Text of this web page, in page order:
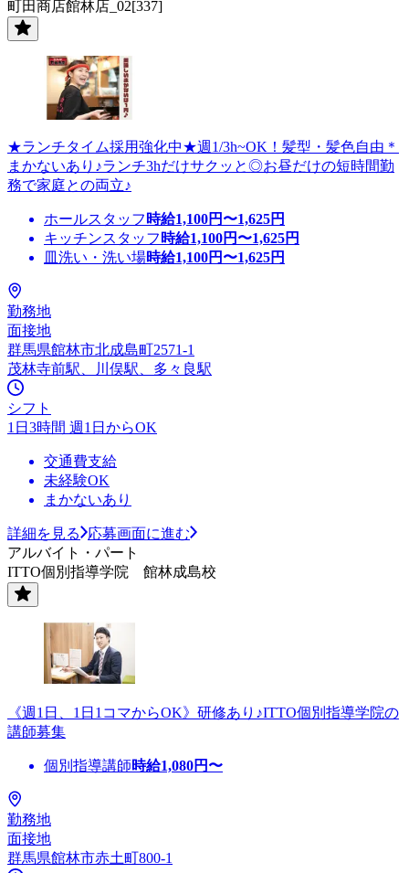
町田商店館林店_02[337]
★ランチタイム採用強化中★週1/3h~OK！髪型・髪色自由＊
まかないあり♪ランチ3hだけサクッと◎お昼だけの短時間勤
務で家庭との両立♪
ホールスタッフ 時給1,100円〜1,625円
キッチンスタッフ 時給1,100円〜1,625円
皿洗い・洗い場時給1,100円〜1,625円
勤務地
面接地
群馬県館林市北成島町2571-1
茂林寺前駅、川俣駅、多々良駅
シフト
1日3時間 週1日からOK
交通費支給
未経験OK
まかないあり
詳細を見る
応募画面に進む
アルバイト・パート
ITTO個別指導学院 館林成島校
《週1日、1日1コマからOK》研修あり♪ITTO個別指導学院の
講師募集
個別指導講師時給1,080円〜
勤務地
面接地
群馬県館林市赤土町800-1